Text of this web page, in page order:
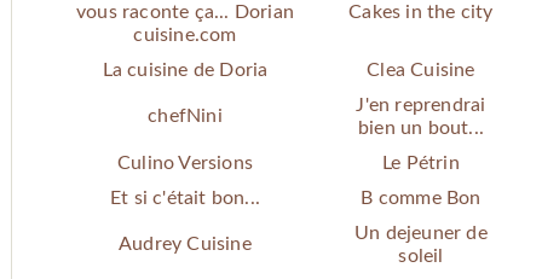
vous raconte ça... Dorian
cuisine.com
Cakes in the city
La cuisine de Doria Clea Cuisine
chefNini
J'en reprendrai
bien un bout...
Culino Versions
Le Pétrin
Et si c'était bon...
B comme Bon
Audrey Cuisine
Un dejeuner de
soleil